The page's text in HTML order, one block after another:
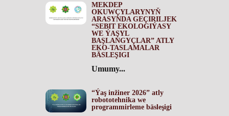
MEKDEP
OKUWÇYLARYNYŇ
ARASYNDA GEÇIRILJEK
“SEBIT EKOLOGIÝASY
WE ÝAŞYL
BAŞLANGYÇLAR” ATLY
EKO-TASLAMALAR
BÄSLEŞIGI
Umumy...
“Ýaş inžiner 2026” atly
robototehnika we
programmirleme bäsleşigi